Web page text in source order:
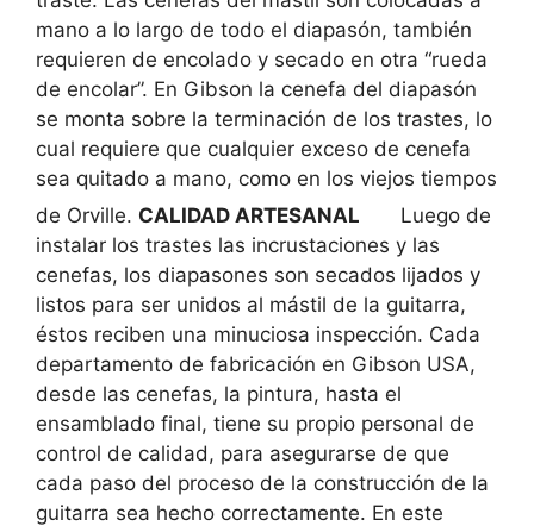
mano a lo largo de todo el diapasón, también
requieren de encolado y secado en otra “rueda
de encolar”. En Gibson la cenefa del diapasón
se monta sobre la terminación de los trastes, lo
cual requiere que cualquier exceso de cenefa
sea quitado a mano, como en los viejos tiempos
de Orville. CALIDAD ARTESANAL
Luego de
instalar los trastes las incrustaciones y las
cenefas, los diapasones son secados lijados y
listos para ser unidos al mástil de la guitarra,
éstos reciben una minuciosa inspección. Cada
departamento de fabricación en Gibson USA,
desde las cenefas, la pintura, hasta el
ensamblado final, tiene su propio personal de
control de calidad, para asegurarse de que
cada paso del proceso de la construcción de la
guitarra sea hecho correctamente. En este